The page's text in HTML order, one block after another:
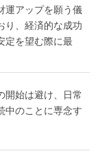
運アップを願う儀
り、経済的な成功
定を望む際に最
開始は避け、日常
中のことに専念す